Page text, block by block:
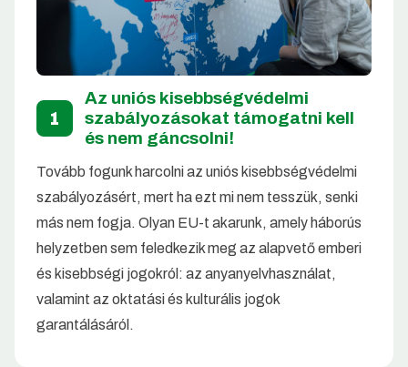
1
Az uniós kisebbségvédelmi
szabályozásokat támogatni kell
és nem gáncsolni!
Tovább fogunk harcolni az uniós kisebbségvédelmi
szabályozásért, mert ha ezt mi nem tesszük, senki
más nem fogja. Olyan EU-t akarunk, amely háborús
helyzetben sem feledkezik meg az alapvető emberi
és kisebbségi jogokról: az anyanyelvhasználat,
valamint az oktatási és kulturális jogok
garantálásáról.